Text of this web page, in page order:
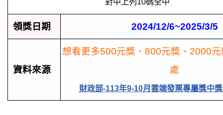
領獎日期 2024/12/6~2025/3/5
資料來源
想看更多500元獎、800元獎、2000
處
財政部-113年9-10月雲端發票專屬獎中